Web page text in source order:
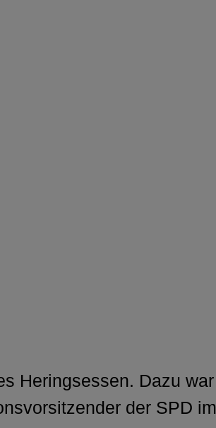
Heringsessen. Dazu war
der SPD im